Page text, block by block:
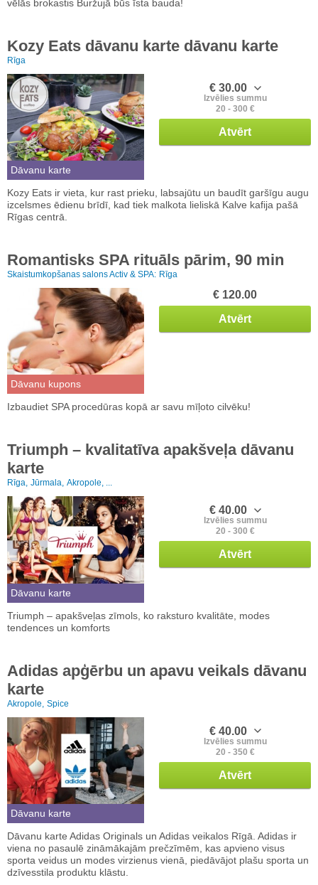
vēlās brokastis Buržujā būs īsta bauda!
Kozy Eats dāvanu karte dāvanu karte
Rīga
Dāvanu karte
€ 30.00
Izvēlies summu
20 - 300 €
Atvērt
Kozy Eats ir vieta, kur rast prieku, labsajūtu un baudīt garšīgu augu
izcelsmes ēdienu brīdī, kad tiek malkota lieliskā Kalve kafija pašā
Rīgas centrā.
Romantisks SPA rituāls pārim, 90 min
Skaistumkopšanas salons Activ & SPA: Rīga
Dāvanu kupons
€ 120.00
Atvērt
Izbaudiet SPA procedūras kopā ar savu mīļoto cilvēku!
Triumph – kvalitatīva apakšveļa dāvanu
karte
Rīga, Jūrmala, Akropole, ...
Dāvanu karte
€ 40.00
Izvēlies summu
20 - 300 €
Atvērt
Triumph – apakšveļas zīmols, ko raksturo kvalitāte, modes
tendences un komforts
Adidas apģērbu un apavu veikals dāvanu
karte
Akropole, Spice
Dāvanu karte
€ 40.00
Izvēlies summu
20 - 350 €
Atvērt
Dāvanu karte Adidas Originals un Adidas veikalos Rīgā. Adidas ir
viena no pasaulē zināmākajām prečzīmēm, kas apvieno visus
sporta veidus un modes virzienus vienā, piedāvājot plašu sporta un
dzīvesstila produktu klāstu.